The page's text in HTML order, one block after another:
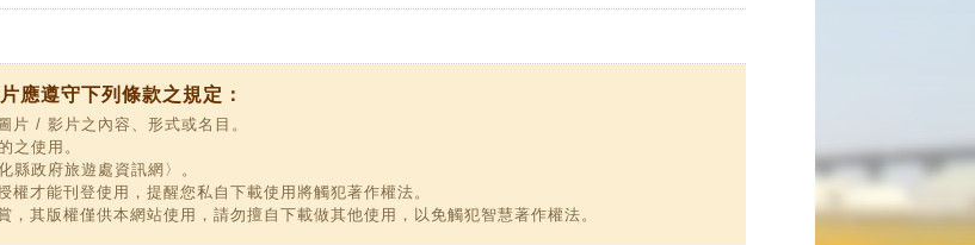
應遵守下列條款之規定：
片 / 影片之內容、形式或名目。
之使用。
縣政府旅遊處資訊網〉。
才能刊登使用，提醒您私自下載使用將觸犯著作權法。
其版權僅供本網站使用，請勿擅自下載做其他使用，以免觸犯智慧著作權法。